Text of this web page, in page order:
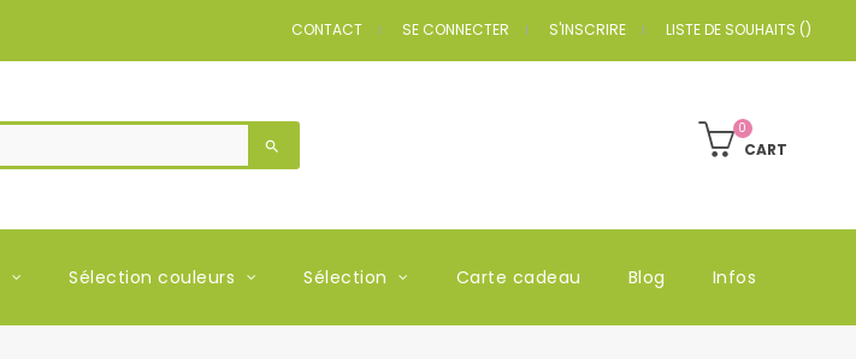
CONTACT SE CONNECTER S'INSCRIRE LISTE DE SOUHAITS ()
search
0
CART
Sélection couleurs Sélection Carte cadeau Blog Infos